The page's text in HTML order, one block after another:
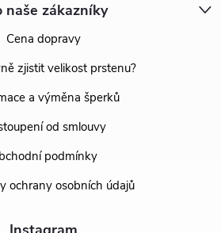
naše zákazníky
Cena dopravy
zjistit velikost prstenu?
a výměna šperků
od smlouvy
podmínky
ochrany osobních údajů